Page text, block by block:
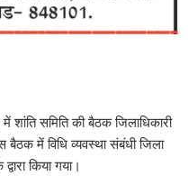
समिति की बैठक जिलाधिकारी
में विधि व्यवस्था संबंधी जिला
किया गया।